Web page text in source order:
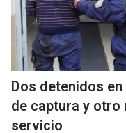
Dos detenidos
de captura y otro
servicio